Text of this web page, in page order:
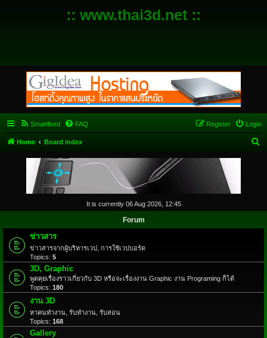
:: www.thai3d.net ::
Smartfeed FAQ Login
Register
Home Board index
h
It is currently 06 Aug 2026, 12:45
Forum
ข่าวสาร
ข่าวสารจากผู้บริหารเวป, การใช้เวปบอร์ด
Topics: 5
3D, Graphic
พูดคุยเรื่องราวเกี่ยวกับ 3D หรือจะเรื่องงาน Graphic งาน Programing ก็ได้
Topics: 180
งาน 3D
หาคนทำงาน, รับทำงาน, รับสอน
Topics: 168
Gallery